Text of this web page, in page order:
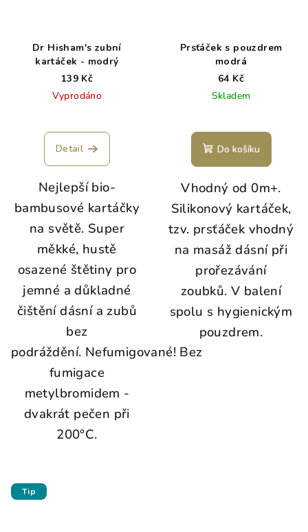
Dr Hisham's zubní
kartáček - modrý
139 Kč
Vyprodáno
Detail
Nejlepší bio-
bambusové kartáčky
na světě. Super
měkké, hustě
osazené štětiny pro
jemné a důkladné
čištění dásní a zubů
bez
podráždění. Nefumigované! Bez
fumigace
metylbromidem -
dvakrát pečen při
200°C.
Prsťáček s pouzdrem
modrá
64 Kč
Skladem
Do košíku
Vhodný od 0m+.
Silikonový kartáček,
tzv. prsťáček vhodný
na masáž dásní při
prořezávání
zoubků. V balení
spolu s hygienickým
pouzdrem.
Tip